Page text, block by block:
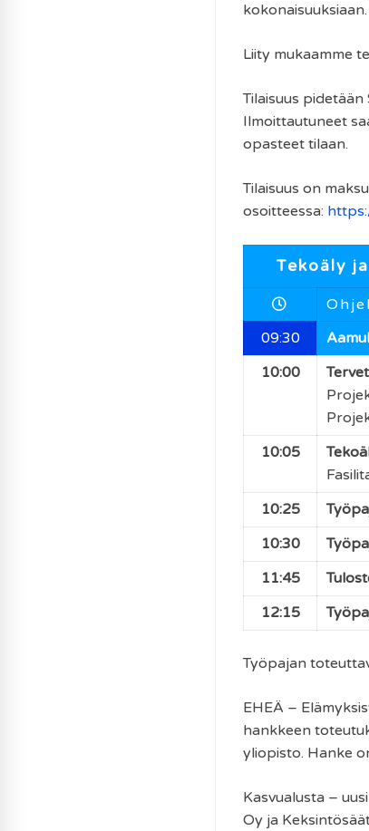
kokonaisuuksiaan.
Liity mukaamme
Tilaisuus
Ilmoittautuneet
opasteet tilaan.
Tilaisuus on
osoitteessa:
Tekoäly
09:30
10:00
10:05
10:25
10:30
11:45
12:15
Työpajan
EHEÄ –
hankkeen
yliopisto. Hanke
Kasvualusta –
Oy ja